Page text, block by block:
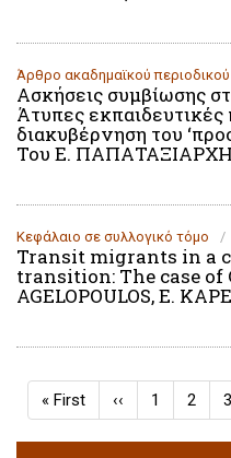
Άρθρο ακαδημαϊκoύ περιοδικού
Ασκήσεις συμβίωσης
Άτυπες εκπαιδευτικές
διακυβέρνηση του
Του Ε. ΠΑΠΑΤΑΞΙΑΡΧΗ
Κεφάλαιο σε συλλογικό τόμο /
Transit migrants in a
transition: The case of
AGELOPOULOS, E.
Σελιδοποίηση
First
page
« First
Προηγούμενη
σελίδα
‹‹ Σελίδα
1 Σελίδα
2 3